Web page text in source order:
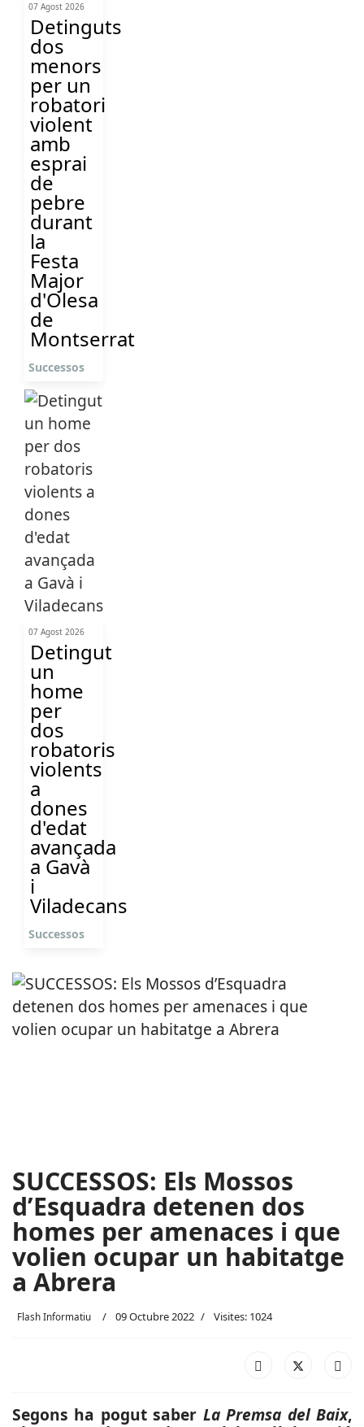
07 Agost 2026
Detinguts
dos
menors
per un
robatori
violent
amb
esprai
de
pebre
durant
la
Festa
Major
d'Olesa
de
Montserrat
Successos
07 Agost 2026
Detingut
un
home
per
dos
robatoris
violents
a
dones
d'edat
avançada
a Gavà
i
Viladecans
Successos
SUCCESSOS: Els Mossos
d’Esquadra detenen dos
homes per amenaces i que
volien ocupar un habitatge
a Abrera
Flash Informatiu 09 Octubre 2022 Visites: 1024
Segons ha pogut saber La Premsa del Baix,